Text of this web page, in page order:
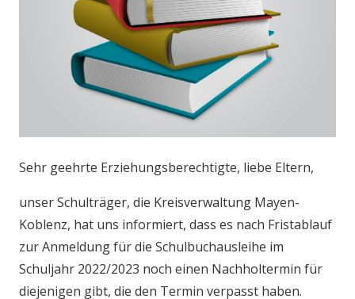
Sehr geehrte Erziehungsberechtigte, liebe Eltern,
unser Schulträger, die Kreisverwaltung Mayen-
Koblenz, hat uns informiert, dass es nach Fristablauf
zur Anmeldung für die Schulbuchausleihe im
Schuljahr 2022/2023 noch einen Nachholtermin für
diejenigen gibt, die den Termin verpasst haben.